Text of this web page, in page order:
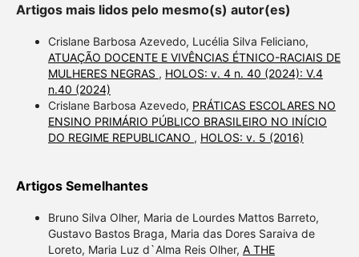
Artigos mais lidos pelo mesmo(s) autor(es)
Crislane Barbosa Azevedo, Lucélia Silva Feliciano,
ATUAÇÃO DOCENTE E VIVÊNCIAS ÉTNICO-RACIAIS DE
MULHERES NEGRAS , HOLOS: v. 4 n. 40 (2024): V.4
n.40 (2024)
Crislane Barbosa Azevedo, PRÁTICAS ESCOLARES NO
ENSINO PRIMÁRIO PÚBLICO BRASILEIRO NO INÍCIO
DO REGIME REPUBLICANO , HOLOS: v. 5 (2016)
Artigos Semelhantes
Bruno Silva Olher, Maria de Lourdes Mattos Barreto,
Gustavo Bastos Braga, Maria das Dores Saraiva de
Loreto, Maria Luz d`Alma Reis Olher, A THE